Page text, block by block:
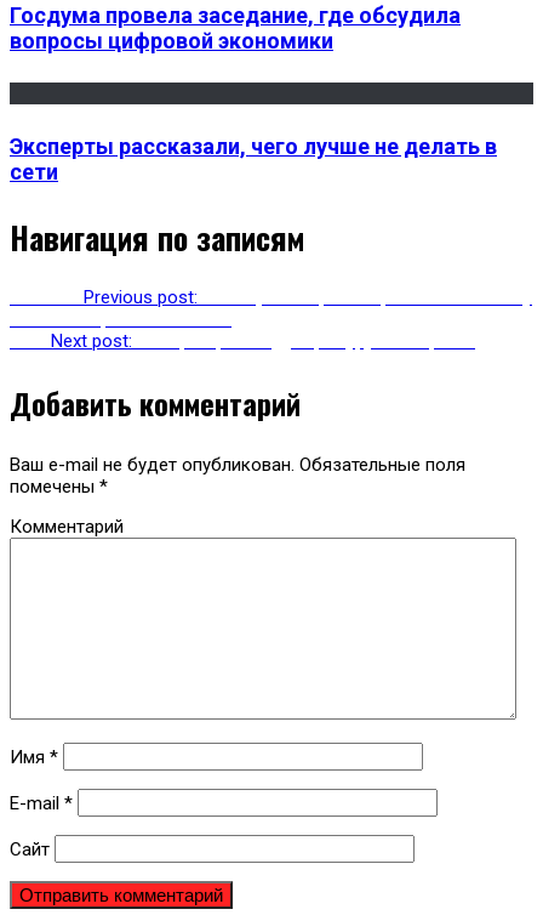
Госдума провела заседание, где обсудила
вопросы цифровой экономики
Эксперты рассказали, чего лучше не делать в
сети
Навигация по записям
Previous post:
Next post:
Добавить комментарий
Ваш e-mail не будет опубликован. Обязательные поля
помечены *
Комментарий
Имя *
E-mail *
Сайт